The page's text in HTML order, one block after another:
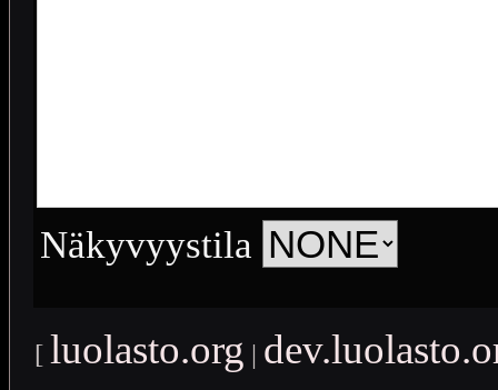
Näkyvyystila
[ luolasto.org |